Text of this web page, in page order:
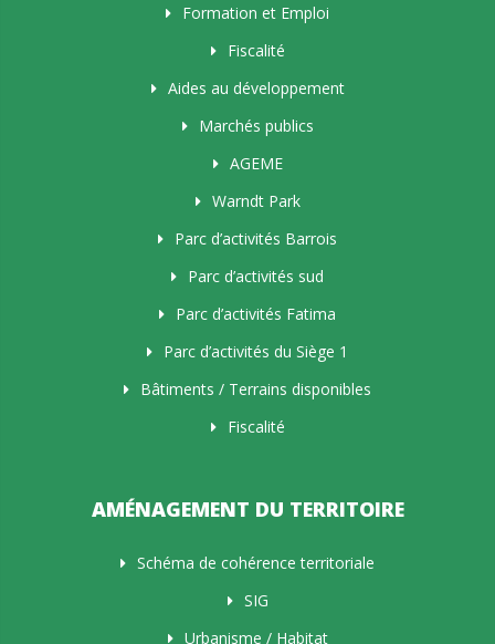
Formation et Emploi
Fiscalité
Aides au développement
Marchés publics
AGEME
Warndt Park
Parc d’activités Barrois
Parc d’activités sud
Parc d’activités Fatima
Parc d’activités du Siège 1
Bâtiments / Terrains disponibles
Fiscalité
AMÉNAGEMENT DU TERRITOIRE
Schéma de cohérence territoriale
SIG
Urbanisme / Habitat